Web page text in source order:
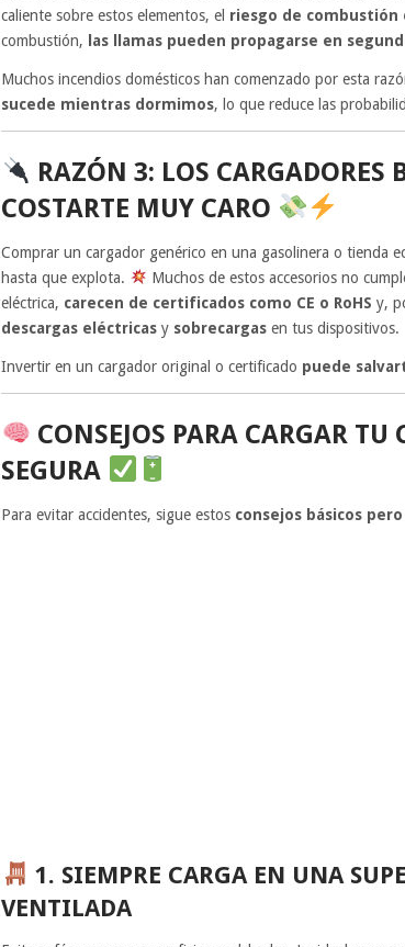
caliente sobre estos elementos, el riesgo de combustión
combustión,
las llamas pueden propagarse en
Muchos incendios domésticos han comenzado por esta
sucede mientras dormimos, lo que reduce las
RAZÓN 3: LOS CARGADORES
COSTARTE MUY CARO
Comprar un cargador genérico en una gasolinera o tienda
hasta que explota.
Muchos de estos accesorios no
eléctrica, carecen de certificados como CE o RoHS y,
descargas eléctricas y sobrecargas en tus dispositivos.
Invertir en un cargador original o certificado puede
CONSEJOS PARA CARGAR TU
SEGURA
Para evitar accidentes, sigue estos consejos básicos
1. SIEMPRE CARGA EN UNA
VENTILADA